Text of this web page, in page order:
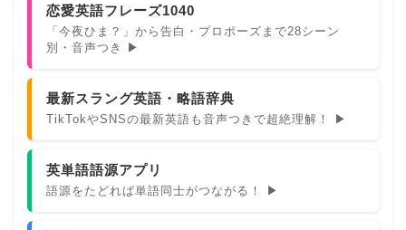
恋愛英語フレーズ1040
「今夜ひま？」から告白・プロポーズまで28シーン
別・音声つき ▶
最新スラング英語・略語辞典
TikTokやSNSの最新英語も音声つきで超絶理解！ ▶
英単語語源アプリ
語源をたどれば単語同士がつながる！ ▶